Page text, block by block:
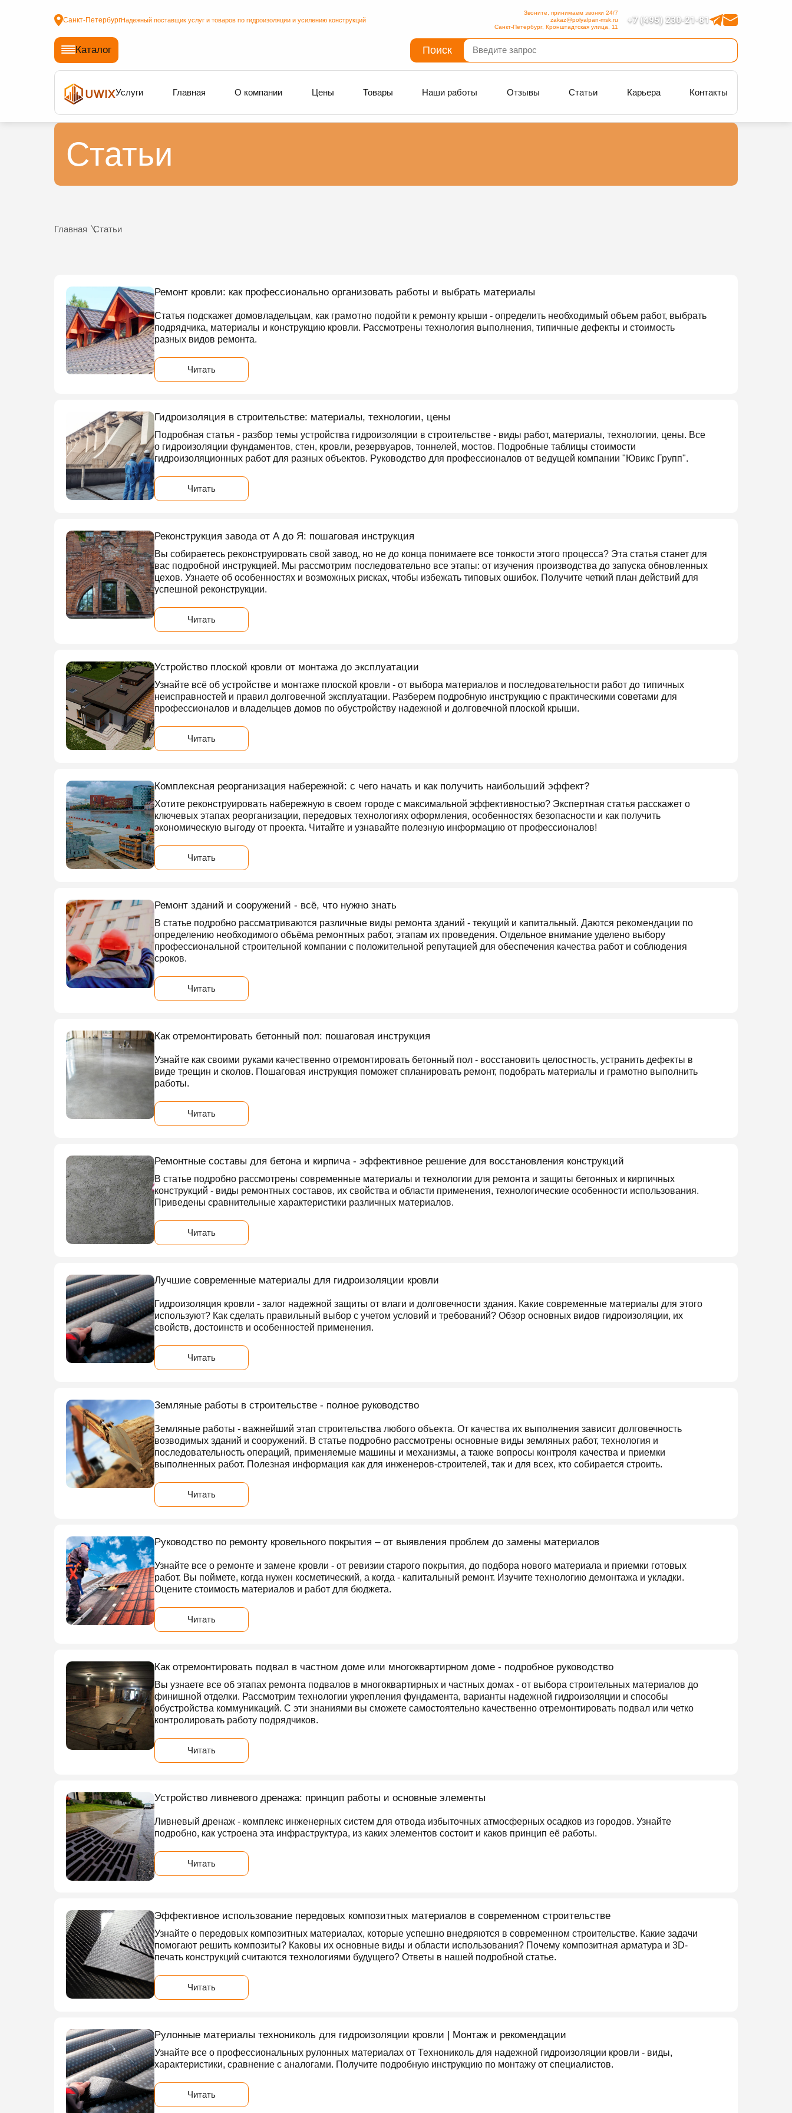
Санкт-ПетербургНадежный поставщик услуг и товаров по гидроизоляции и усилению конструкций +7 (495) 230-21-81
Звоните, принимаем звонки 24/7
zakaz@polyalpan-msk.ru
Санкт-Петербург, Кронштадтская улица, 11
Каталог Поиск
Услуги Главная О компании Цены Товары Наши работы Отзывы Статьи Карьера Контакты
Статьи
Главная Статьи
Ремонт кровли: как профессионально организовать работы и выбрать материалы
Статья подскажет домовладельцам, как грамотно подойти к ремонту крыши - определить необходимый объем работ, выбрать
подрядчика, материалы и конструкцию кровли. Рассмотрены технология выполнения, типичные дефекты и стоимость
разных видов ремонта.
Читать
Гидроизоляция в строительстве: материалы, технологии, цены
Подробная статья - разбор темы устройства гидроизоляции в строительстве - виды работ, материалы, технологии, цены. Все
о гидроизоляции фундаментов, стен, кровли, резервуаров, тоннелей, мостов. Подробные таблицы стоимости
гидроизоляционных работ для разных объектов. Руководство для профессионалов от ведущей компании "Ювикс Групп".
Читать
Реконструкция завода от А до Я: пошаговая инструкция
Вы собираетесь реконструировать свой завод, но не до конца понимаете все тонкости этого процесса? Эта статья станет для
вас подробной инструкцией. Мы рассмотрим последовательно все этапы: от изучения производства до запуска обновленных
цехов. Узнаете об особенностях и возможных рисках, чтобы избежать типовых ошибок. Получите четкий план действий для
успешной реконструкции.
Читать
Устройство плоской кровли от монтажа до эксплуатации
Узнайте всё об устройстве и монтаже плоской кровли - от выбора материалов и последовательности работ до типичных
неисправностей и правил долговечной эксплуатации. Разберем подробную инструкцию с практическими советами для
профессионалов и владельцев домов по обустройству надежной и долговечной плоской крыши.
Читать
Комплексная реорганизация набережной: с чего начать и как получить наибольший эффект?
Хотите реконструировать набережную в своем городе с максимальной эффективностью? Экспертная статья расскажет о
ключевых этапах реорганизации, передовых технологиях оформления, особенностях безопасности и как получить
экономическую выгоду от проекта. Читайте и узнавайте полезную информацию от профессионалов!
Читать
Ремонт зданий и сооружений - всё, что нужно знать
В статье подробно рассматриваются различные виды ремонта зданий - текущий и капитальный. Даются рекомендации по
определению необходимого объёма ремонтных работ, этапам их проведения. Отдельное внимание уделено выбору
профессиональной строительной компании с положительной репутацией для обеспечения качества работ и соблюдения
сроков.
Читать
Как отремонтировать бетонный пол: пошаговая инструкция
Узнайте как своими руками качественно отремонтировать бетонный пол - восстановить целостность, устранить дефекты в
виде трещин и сколов. Пошаговая инструкция поможет спланировать ремонт, подобрать материалы и грамотно выполнить
работы.
Читать
Ремонтные составы для бетона и кирпича - эффективное решение для восстановления конструкций
В статье подробно рассмотрены современные материалы и технологии для ремонта и защиты бетонных и кирпичных
конструкций - виды ремонтных составов, их свойства и области применения, технологические особенности использования.
Приведены сравнительные характеристики различных материалов.
Читать
Лучшие современные материалы для гидроизоляции кровли
Гидроизоляция кровли - залог надежной защиты от влаги и долговечности здания. Какие современные материалы для этого
используют? Как сделать правильный выбор с учетом условий и требований? Обзор основных видов гидроизоляции, их
свойств, достоинств и особенностей применения.
Читать
Земляные работы в строительстве - полное руководство
Земляные работы - важнейший этап строительства любого объекта. От качества их выполнения зависит долговечность
возводимых зданий и сооружений. В статье подробно рассмотрены основные виды земляных работ, технология и
последовательность операций, применяемые машины и механизмы, а также вопросы контроля качества и приемки
выполненных работ. Полезная информация как для инженеров-строителей, так и для всех, кто собирается строить.
Читать
Руководство по ремонту кровельного покрытия – от выявления проблем до замены материалов
Узнайте все о ремонте и замене кровли - от ревизии старого покрытия, до подбора нового материала и приемки готовых
работ. Вы поймете, когда нужен косметический, а когда - капитальный ремонт. Изучите технологию демонтажа и укладки.
Оцените стоимость материалов и работ для бюджета.
Читать
Как отремонтировать подвал в частном доме или многоквартирном доме - подробное руководство
Вы узнаете все об этапах ремонта подвалов в многоквартирных и частных домах - от выбора строительных материалов до
финишной отделки. Рассмотрим технологии укрепления фундамента, варианты надежной гидроизоляции и способы
обустройства коммуникаций. С эти знаниями вы сможете самостоятельно качественно отремонтировать подвал или четко
контролировать работу подрядчиков.
Читать
Устройство ливневого дренажа: принцип работы и основные элементы
Ливневый дренаж - комплекс инженерных систем для отвода избыточных атмосферных осадков из городов. Узнайте
подробно, как устроена эта инфраструктура, из каких элементов состоит и каков принцип её работы.
Читать
Эффективное использование передовых композитных материалов в современном строительстве
Узнайте о передовых композитных материалах, которые успешно внедряются в современном строительстве. Какие задачи
помогают решить композиты? Каковы их основные виды и области использования? Почему композитная арматура и 3D-
печать конструкций считаются технологиями будущего? Ответы в нашей подробной статье.
Читать
Рулонные материалы технониколь для гидроизоляции кровли | Монтаж и рекомендации
Узнайте все о профессиональных рулонных материалах от Технониколь для надежной гидроизоляции кровли - виды,
характеристики, сравнение с аналогами. Получите подробную инструкцию по монтажу от специалистов.
Читать